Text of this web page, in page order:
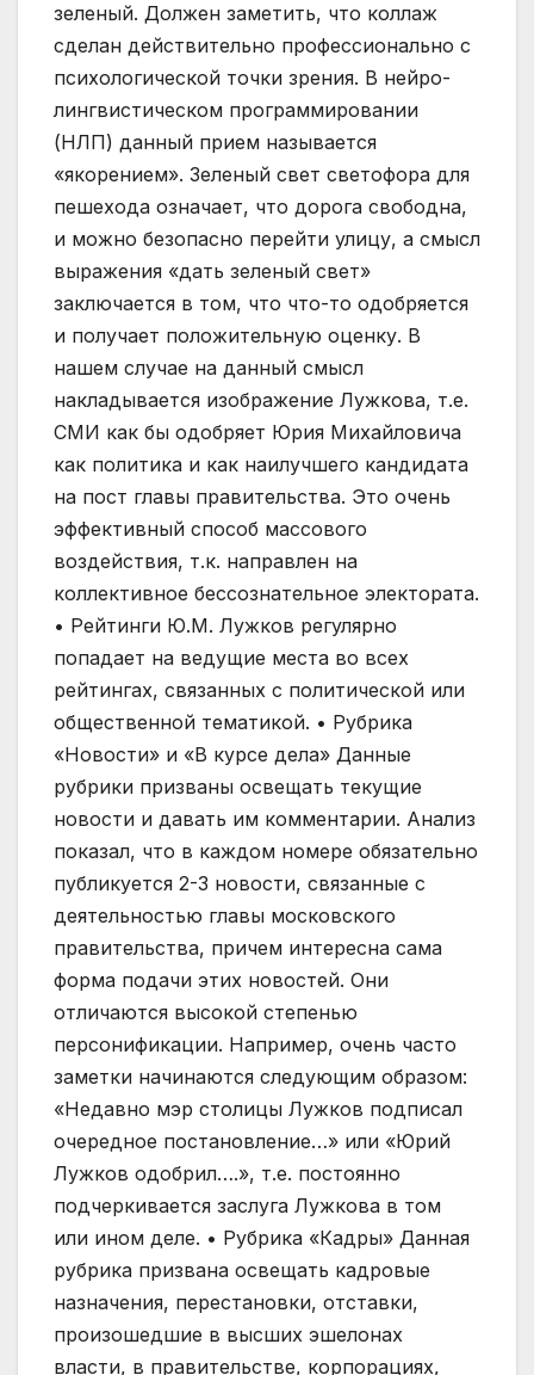
зеленый. Должен заметить, что коллаж
сделан действительно профессионально с
психологической точки зрения. В нейро-
лингвистическом программировании
(НЛП) данный прием называется
«якорением». Зеленый свет светофора для
пешехода означает, что дорога свободна,
и можно безопасно перейти улицу, а смысл
выражения «дать зеленый свет»
заключается в том, что что-то одобряется
и получает положительную оценку. В
нашем случае на данный смысл
накладывается изображение Лужкова, т.е.
СМИ как бы одобряет Юрия Михайловича
как политика и как наилучшего кандидата
на пост главы правительства. Это очень
эффективный способ массового
воздействия, т.к. направлен на
коллективное бессознательное электората.
• Рейтинги Ю.М. Лужков регулярно
попадает на ведущие места во всех
рейтингах, связанных с политической или
общественной тематикой. • Рубрика
«Новости» и «В курсе дела» Данные
рубрики призваны освещать текущие
новости и давать им комментарии. Анализ
показал, что в каждом номере обязательно
публикуется 2-3 новости, связанные с
деятельностью главы московского
правительства, причем интересна сама
форма подачи этих новостей. Они
отличаются высокой степенью
персонификации. Например, очень часто
заметки начинаются следующим образом:
«Недавно мэр столицы Лужков подписал
очередное постановление…» или «Юрий
Лужков одобрил….», т.е. постоянно
подчеркивается заслуга Лужкова в том
или ином деле. • Рубрика «Кадры» Данная
рубрика призвана освещать кадровые
назначения, перестановки, отставки,
произошедшие в высших эшелонах
власти, в правительстве, корпорациях,